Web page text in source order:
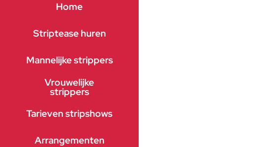
Home
Striptease huren
Mannelijke strippers
Vrouwelijke
strippers
Tarieven stripshows
Arrangementen